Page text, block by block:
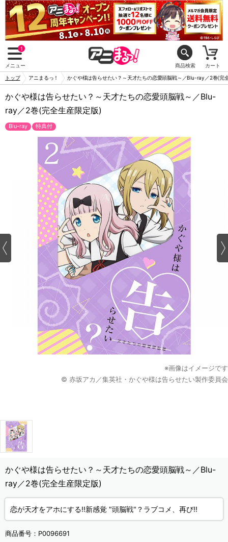
1
メニュー 商品検索 カート
トップ アニまるっ！ かぐや様は告らせたい？～天才たちの恋愛頭脳戦～／Blu-ray／2巻(完
かぐや様は告らせたい？～天才たちの恋愛頭脳戦～／Blu-
ray／2巻(完全生産限定版)
Blu-ray 特典付
※画像はイメージです
© 赤坂アカ／集英社・かぐや様は告らせたい製作委員会
かぐや様は告らせたい？～天才たちの恋愛頭脳戦～／Blu-
ray／2巻(完全生産限定版)
恋が天才をアホにする!!新感覚 "頭脳戦"？ラブコメ、再び!!
商品番号： P0096691